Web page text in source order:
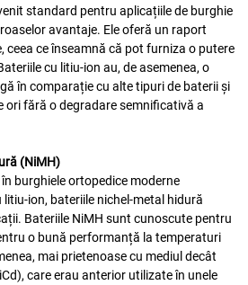
standard pentru aplicațiile de burghie
avantaje. Ele oferă un raport
ceea ce înseamnă că pot furniza o putere
cu litiu-ion au, de asemenea, o
în comparație cu alte tipuri de baterii și
ori fără o degradare semnificativă a
(NiMH)
burghiele ortopedice moderne
ion, bateriile nichel-metal hidură
Bateriile NiMH sunt cunoscute pentru
o bună performanță la temperaturi
mai prietenoase cu mediul decât
care erau anterior utilizate în unele